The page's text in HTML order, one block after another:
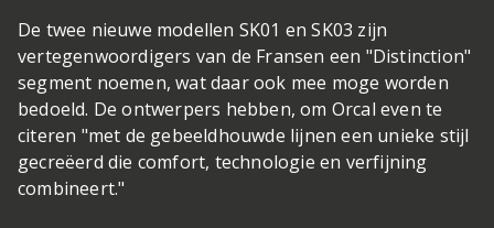
De twee nieuwe modellen SK01 en SK03 zijn
vertegenwoordigers van de Fransen een "Distinction"
segment noemen, wat daar ook mee moge worden
bedoeld. De ontwerpers hebben, om Orcal even te
citeren "met de gebeeldhouwde lijnen een unieke stijl
gecreëerd die comfort, technologie en verfijning
combineert."